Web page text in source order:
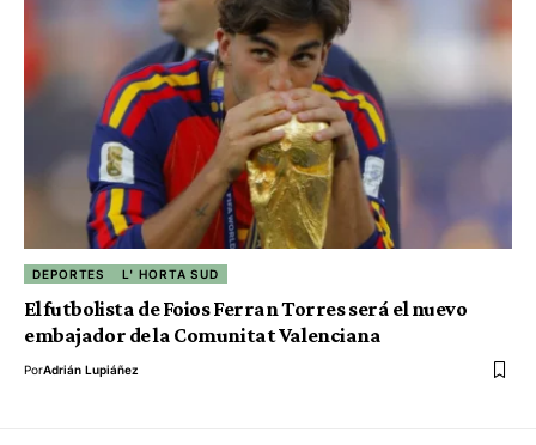
DEPORTES L' HORTA SUD
El futbolista de Foios Ferran Torres será el nuevo
embajador de la Comunitat Valenciana
PorAdrián Lupiáñez